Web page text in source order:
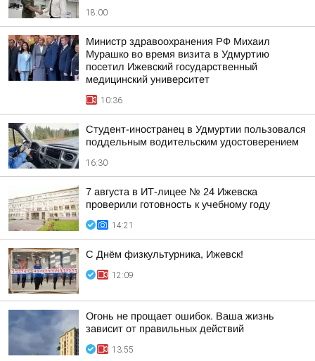
18:00
Министр здравоохранения РФ Михаил
Мурашко во время визита в Удмуртию
посетил Ижевский государственный
медицинский университет
10:36
Студент-иностранец в Удмуртии пользовался
поддельным водительским удостоверением
16:30
7 августа в ИТ-лицее № 24 Ижевска
проверили готовность к учебному году
14:21
С Днём физкультурника, Ижевск!
12:09
Огонь не прощает ошибок. Ваша жизнь
зависит от правильных действий
13:55